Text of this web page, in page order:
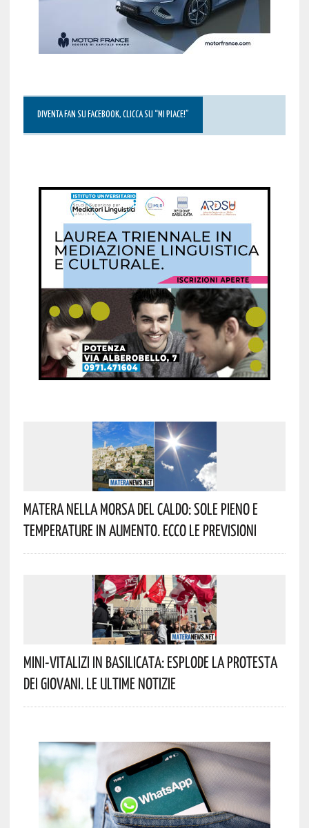
DIVENTA FAN SU FACEBOOK, CLICCA SU “MI PIACE!”
Matera Nella Morsa Del Caldo: Sole Pieno E
Temperature In Aumento. Ecco Le Previsioni
Mini-Vitalizi In Basilicata: Esplode La Protesta
Dei Giovani. Le Ultime Notizie